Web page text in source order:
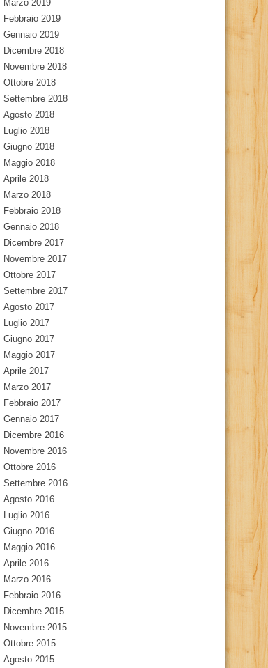
Marzo 2019
Febbraio 2019
Gennaio 2019
Dicembre 2018
Novembre 2018
Ottobre 2018
Settembre 2018
Agosto 2018
Luglio 2018
Giugno 2018
Maggio 2018
Aprile 2018
Marzo 2018
Febbraio 2018
Gennaio 2018
Dicembre 2017
Novembre 2017
Ottobre 2017
Settembre 2017
Agosto 2017
Luglio 2017
Giugno 2017
Maggio 2017
Aprile 2017
Marzo 2017
Febbraio 2017
Gennaio 2017
Dicembre 2016
Novembre 2016
Ottobre 2016
Settembre 2016
Agosto 2016
Luglio 2016
Giugno 2016
Maggio 2016
Aprile 2016
Marzo 2016
Febbraio 2016
Dicembre 2015
Novembre 2015
Ottobre 2015
Agosto 2015